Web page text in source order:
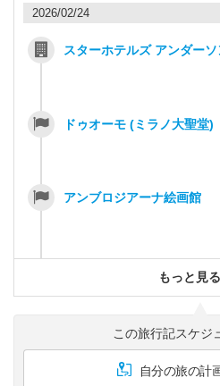
2026/02/24
スターホテルズ アンダーソ
ドゥオーモ (ミラノ大聖堂)
アンブロジアーナ絵画館
もっと見る
この旅行記スケジ
自分の旅の計